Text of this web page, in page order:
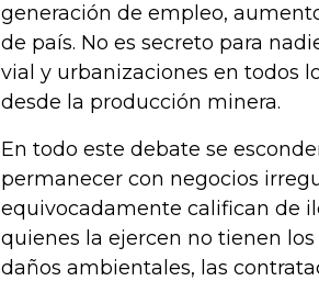
generación de empleo,
de país. No es secreto para
vial y urbanizaciones en todos
desde la producción minera.
En todo este debate se
permanecer con negocios
equivocadamente califican de
quienes la ejercen no tienen
daños ambientales, las